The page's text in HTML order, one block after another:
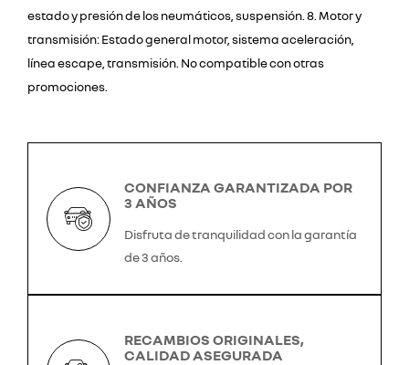
estado y presión de los neumáticos, suspensión. 8. Motor y
transmisión: Estado general motor, sistema aceleración,
línea escape, transmisión. No compatible con otras
promociones.
CONFIANZA GARANTIZADA POR
3 AÑOS
Disfruta de tranquilidad con la garantía
de 3 años.
RECAMBIOS ORIGINALES,
CALIDAD ASEGURADA